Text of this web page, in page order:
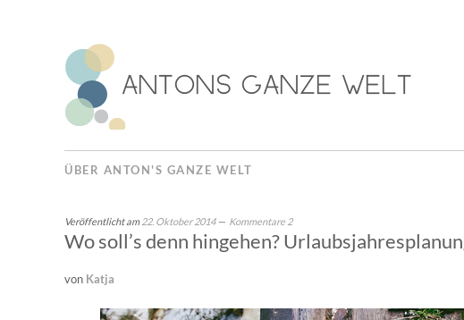
ÜBER ANTON'S GANZE WELT
Veröffentlicht am 22. Oktober 2014 Kommentare 2
Wo soll’s denn hingehen?
von Katja